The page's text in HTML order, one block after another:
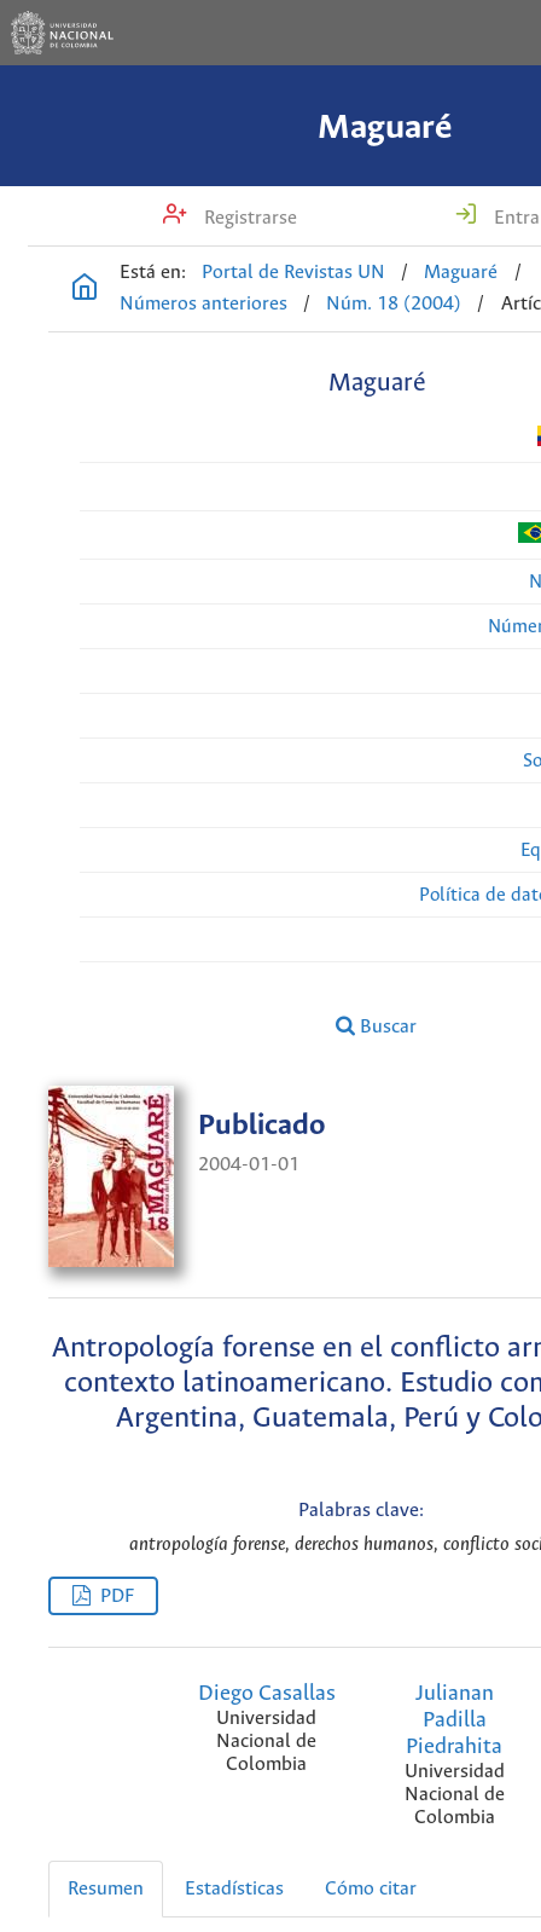
Maguaré
Registrarse
Está en: Portal de Revistas UN / Maguaré
/
Números anteriores
/ Núm. 18 (2004) /
Maguaré
Política de
Buscar
Publicado
2004-01-01
Antropología forense en el conflicto
contexto latinoamericano. Estudio
Argentina, Guatemala, Perú y
Palabras clave:
antropología forense, derechos humanos, conflicto
PDF
Diego Casallas
Universidad
Nacional de
Colombia
Julianan
Padilla
Piedrahita
Universidad
Nacional de
Colombia
Resumen Estadísticas Cómo citar